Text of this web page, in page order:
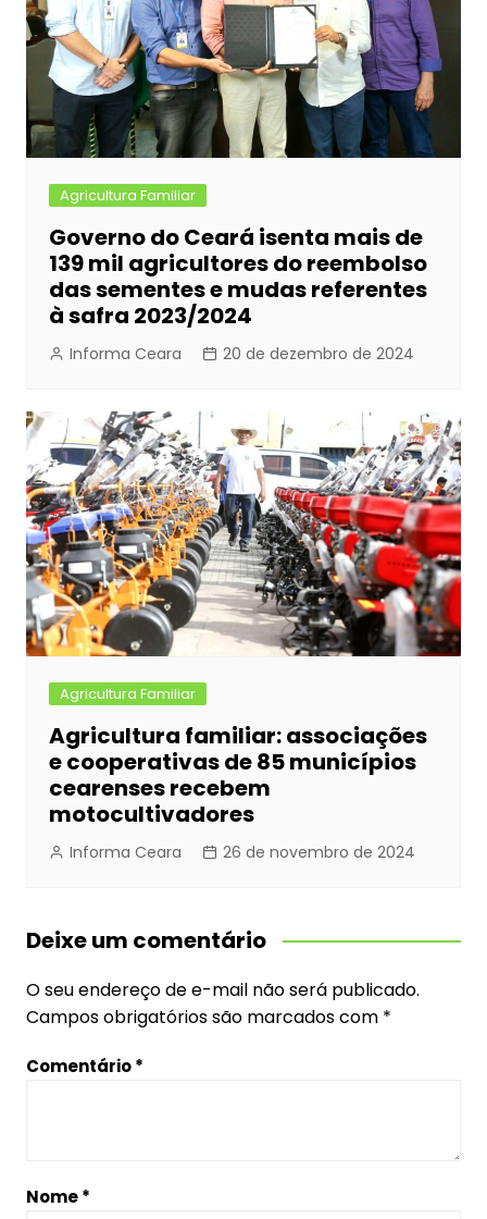
Agricultura Familiar
Governo do Ceará isenta mais de
139 mil agricultores do reembolso
das sementes e mudas referentes
à safra 2023/2024
Informa Ceara 20 de dezembro de 2024
Agricultura Familiar
Agricultura familiar: associações
e cooperativas de 85 municípios
cearenses recebem
motocultivadores
Informa Ceara 26 de novembro de 2024
Deixe um comentário
O seu endereço de e-mail não será publicado.
Campos obrigatórios são marcados com *
Comentário*
Nome*